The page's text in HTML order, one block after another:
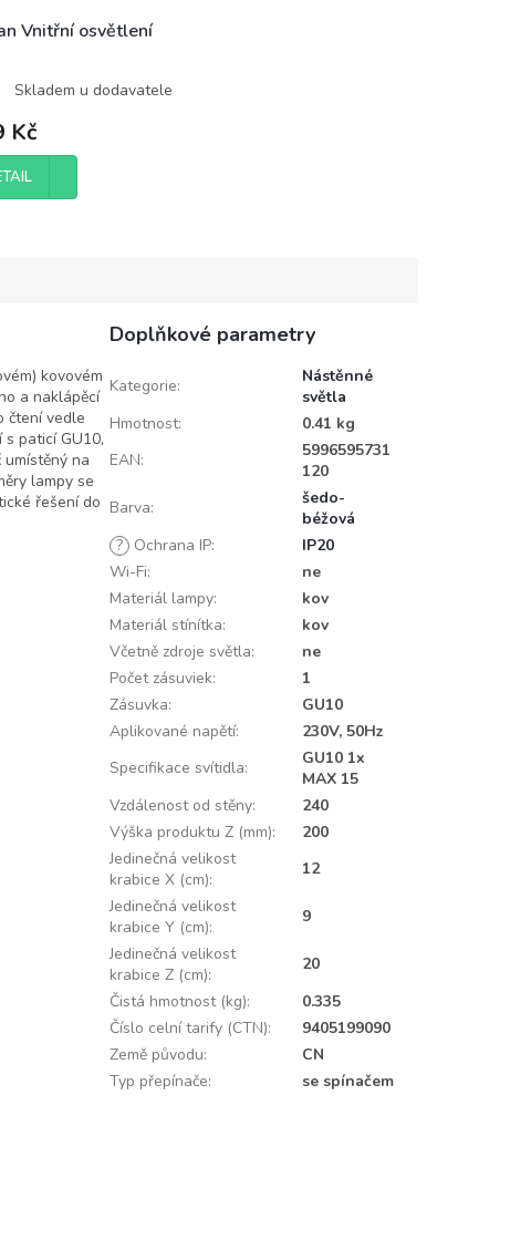
Vnitřní osvětlení
Skladem u dodavatele
Kč
kovovém
a naklápěcí
čtení vedle
paticí GU10,
na
lampy se
řešení do
Doplňkové parametry
Kategorie:
Nástěnné
světla
Hmotnost:
0.41 kg
EAN:
5996595731
120
Barva:
šedo-
béžová
? Ochrana IP:
IP20
Wi-Fi:
ne
Materiál lampy:
kov
Materiál stínítka:
kov
Včetně zdroje světla:
ne
Počet zásuviek:
1
Zásuvka:
GU10
Aplikované napětí:
230V, 50Hz
Specifikace svítidla:
GU10 1x
MAX 15
Vzdálenost od stěny:
240
Výška produktu Z (mm):
200
Jedinečná velikost
krabice X (cm):
12
Jedinečná velikost
krabice Y (cm):
9
Jedinečná velikost
krabice Z (cm):
20
Čistá hmotnost (kg):
0.335
Číslo celní tarify (CTN):
9405199090
Země původu:
CN
Typ přepínače: se spínačem